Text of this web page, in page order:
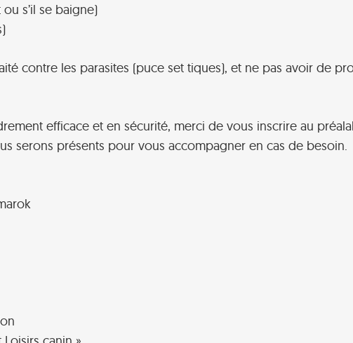
s’il se baigne)
contre les parasites (puce set tiques), et ne pas avoir de
efficace et en sécurité, merci de vous inscrire au
serons présents pour vous accompagner en cas de besoin.